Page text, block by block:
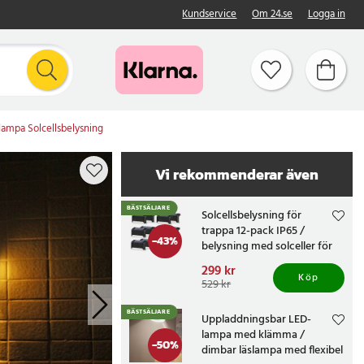
Kundservice Om 24.se Logga in
Solcellsbelysning
Vi rekommenderar även
-43%
BÄSTSÄLJARE
Solcellsbelysning för
trappa 12-pack IP65 /
belysning med solceller för
altan och staket /
trappbelysning
Nuvarande pris:
299 krTidigare pris :529 kr
299 kr
529 kr Köp
-50%
BÄSTSÄLJARE
Uppladdningsbar LED-
lampa med klämma /
dimbar läslampa med flexibel